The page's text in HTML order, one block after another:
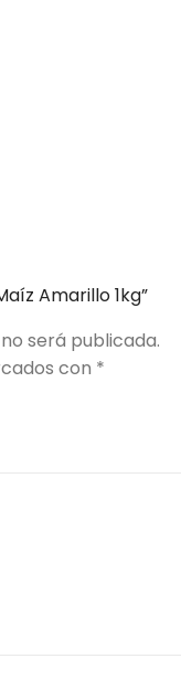
Amarillo 1kg”
será publicada.
con *